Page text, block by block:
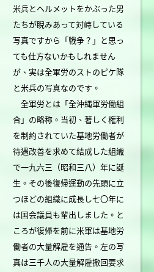
米兵とヘルメットをかぶった男
たちが睨みあって対峙している
写真ですから「戦争？」と思っ
ても仕方ないかもしれません
が、実は全軍労のストのピケ隊
と米兵の写真なのです。
全軍労とは「全沖縄軍労働組
合」の略称。当初、著しく権利
を制約されていた基地労働者が
待遇改善を求めて結成した組織
で一九六三（昭和三八）年に誕
生。その後復帰運動の先頭に立
つほどの組織に成長し七〇年に
は国会議員も輩出しました。と
ころが復帰を前に米軍は基地労
働者の大量解雇を通告。左の写
真は三千人の大量解雇撤回要求